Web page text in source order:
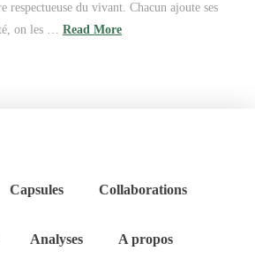
respectueuse du vivant. Chacun ajoute ses
on les … Read More
Capsules Collaborations
Analyses A propos